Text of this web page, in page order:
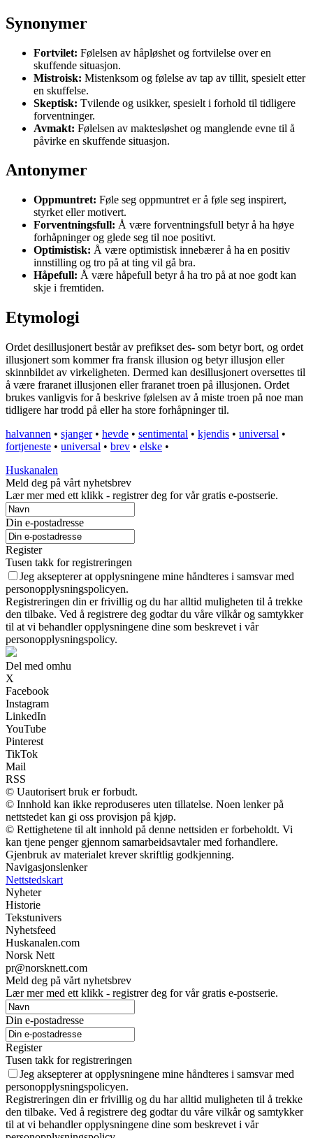
Synonymer
Fortvilet: Følelsen av håpløshet og fortvilelse over en
skuffende situasjon.
Mistroisk: Mistenksom og følelse av tap av tillit, spesielt etter
en skuffelse.
Skeptisk: Tvilende og usikker, spesielt i forhold til tidligere
forventninger.
Avmakt: Følelsen av maktesløshet og manglende evne til å
påvirke en skuffende situasjon.
Antonymer
Oppmuntret: Føle seg oppmuntret er å føle seg inspirert,
styrket eller motivert.
Forventningsfull: Å være forventningsfull betyr å ha høye
forhåpninger og glede seg til noe positivt.
Optimistisk: Å være optimistisk innebærer å ha en positiv
innstilling og tro på at ting vil gå bra.
Håpefull: Å være håpefull betyr å ha tro på at noe godt kan
skje i fremtiden.
Etymologi
Ordet desillusjonert består av prefikset des- som betyr bort, og ordet
illusjonert som kommer fra fransk illusion og betyr illusjon eller
skinnbildet av virkeligheten. Dermed kan desillusjonert oversettes til
å være fraranet illusjonen eller fraranet troen på illusjonen. Ordet
brukes vanligvis for å beskrive følelsen av å miste troen på noe man
tidligere har trodd på eller ha store forhåpninger til.
halvannen • sjanger• hevde • sentimental • kjendis • universal •
fortjeneste • universal • brev • elske •
Huskanalen
Meld deg på vårt nyhetsbrev
Lær mer med ett klikk - registrer deg for vår gratis e-postserie.
Din e-postadresse
Register
Tusen takk for registreringen
Jeg aksepterer at opplysningene mine håndteres i samsvar med
personopplysningspolicyen.
Registreringen din er frivillig og du har alltid muligheten til å trekke
den tilbake. Ved å registrere deg godtar du våre vilkår og samtykker
til at vi behandler opplysningene dine som beskrevet i vår
personopplysningspolicy.
Del med omhu
X
Facebook
Instagram
LinkedIn
YouTube
Pinterest
TikTok
Mail
RSS
© Uautorisert bruk er forbudt.
© Innhold kan ikke reproduseres uten tillatelse. Noen lenker på
nettstedet kan gi oss provisjon på kjøp.
© Rettighetene til alt innhold på denne nettsiden er forbeholdt. Vi
kan tjene penger gjennom samarbeidsavtaler med forhandlere.
Gjenbruk av materialet krever skriftlig godkjenning.
Navigasjonslenker
Nettstedskart
Nyheter
Historie
Tekstunivers
Nyhetsfeed
Huskanalen.com
Norsk Nett
pr@norsknett.com
Meld deg på vårt nyhetsbrev
Lær mer med ett klikk - registrer deg for vår gratis e-postserie.
Din e-postadresse
Register
Tusen takk for registreringen
Jeg aksepterer at opplysningene mine håndteres i samsvar med
personopplysningspolicyen.
Registreringen din er frivillig og du har alltid muligheten til å trekke
den tilbake. Ved å registrere deg godtar du våre vilkår og samtykker
til at vi behandler opplysningene dine som beskrevet i vår